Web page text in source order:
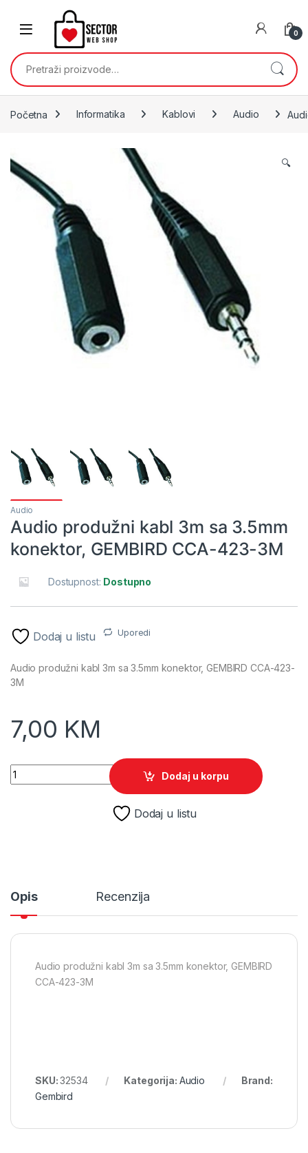
Skip to navigation
0
Pretraži:
Početna Informatika Kablovi Audio
🔍
Audio
Audio produžni kabl 3m sa 3.5mm
konektor, GEMBIRD CCA-423-3M
Dostupnost: Dostupno
Dodaj u listu Uporedi
Audio produžni kabl 3m sa 3.5mm konektor, GEMBIRD CCA-423-
3M
7,00 KM
Audio produžni kabl 3m sa 3.5mm konektor, GEMBIRD CCA-
Dodaj u korpu
Dodaj u listu
Opis Recenzija
Audio produžni kabl 3m sa 3.5mm konektor, GEMBIRD
CCA-423-3M
SKU:32534 Kategorija: Audio
Brand:
Gembird